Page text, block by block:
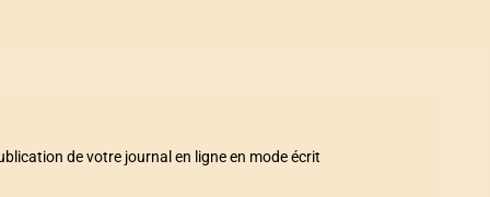
de votre journal en ligne en mode écrit